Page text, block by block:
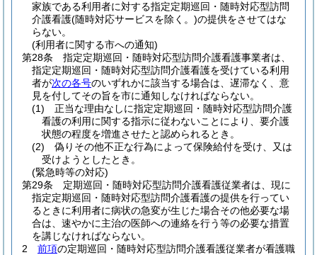
家族である利用者に対する指定定期巡回・随時対応型訪問
介護看護(随時対応サービスを除く。)の提供をさせてはな
らない。
(利用者に関する市への通知)
第28条
指定定期巡回・随時対応型訪問介護看護事業者は、
指定定期巡回・随時対応型訪問介護看護を受けている利用
者が次の各号のいずれかに該当する場合は、遅滞なく、意
見を付してその旨を市に通知しなければならない。
(1)
正当な理由なしに指定定期巡回・随時対応型訪問介護
看護の利用に関する指示に従わないことにより、要介護
状態の程度を増進させたと認められるとき。
(2)
偽りその他不正な行為によって保険給付を受け、又は
受けようとしたとき。
(緊急時等の対応)
第29条
定期巡回・随時対応型訪問介護看護従業者は、現に
指定定期巡回・随時対応型訪問介護看護の提供を行ってい
るときに利用者に病状の急変が生じた場合その他必要な場
合は、速やかに主治の医師への連絡を行う等の必要な措置
を講じなければならない。
2
前項の定期巡回・随時対応型訪問介護看護従業者が看護職